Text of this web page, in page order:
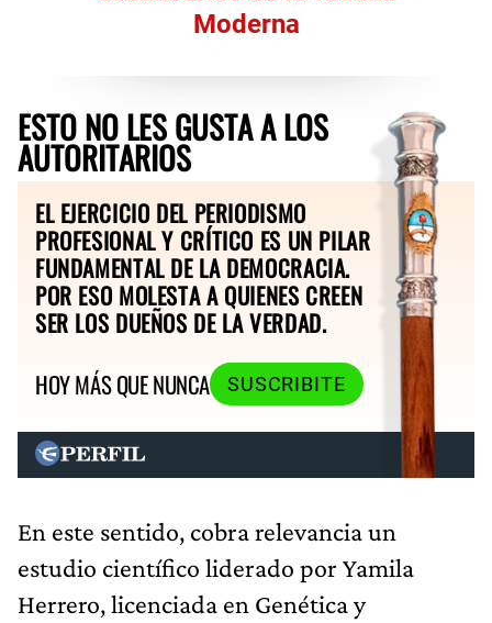
Moderna
ESTO NO LES GUSTA A LOS
AUTORITARIOS
EL EJERCICIO DEL PERIODISMO
PROFESIONAL Y CRÍTICO ES UN PILAR
FUNDAMENTAL DE LA DEMOCRACIA.
POR ESO MOLESTA A QUIENES CREEN
SER LOS DUEÑOS DE LA VERDAD.
HOY MÁS QUE NUNCA
SUSCRIBITE
En este sentido, cobra relevancia un
estudio científico liderado por Yamila
Herrero, licenciada en Genética y